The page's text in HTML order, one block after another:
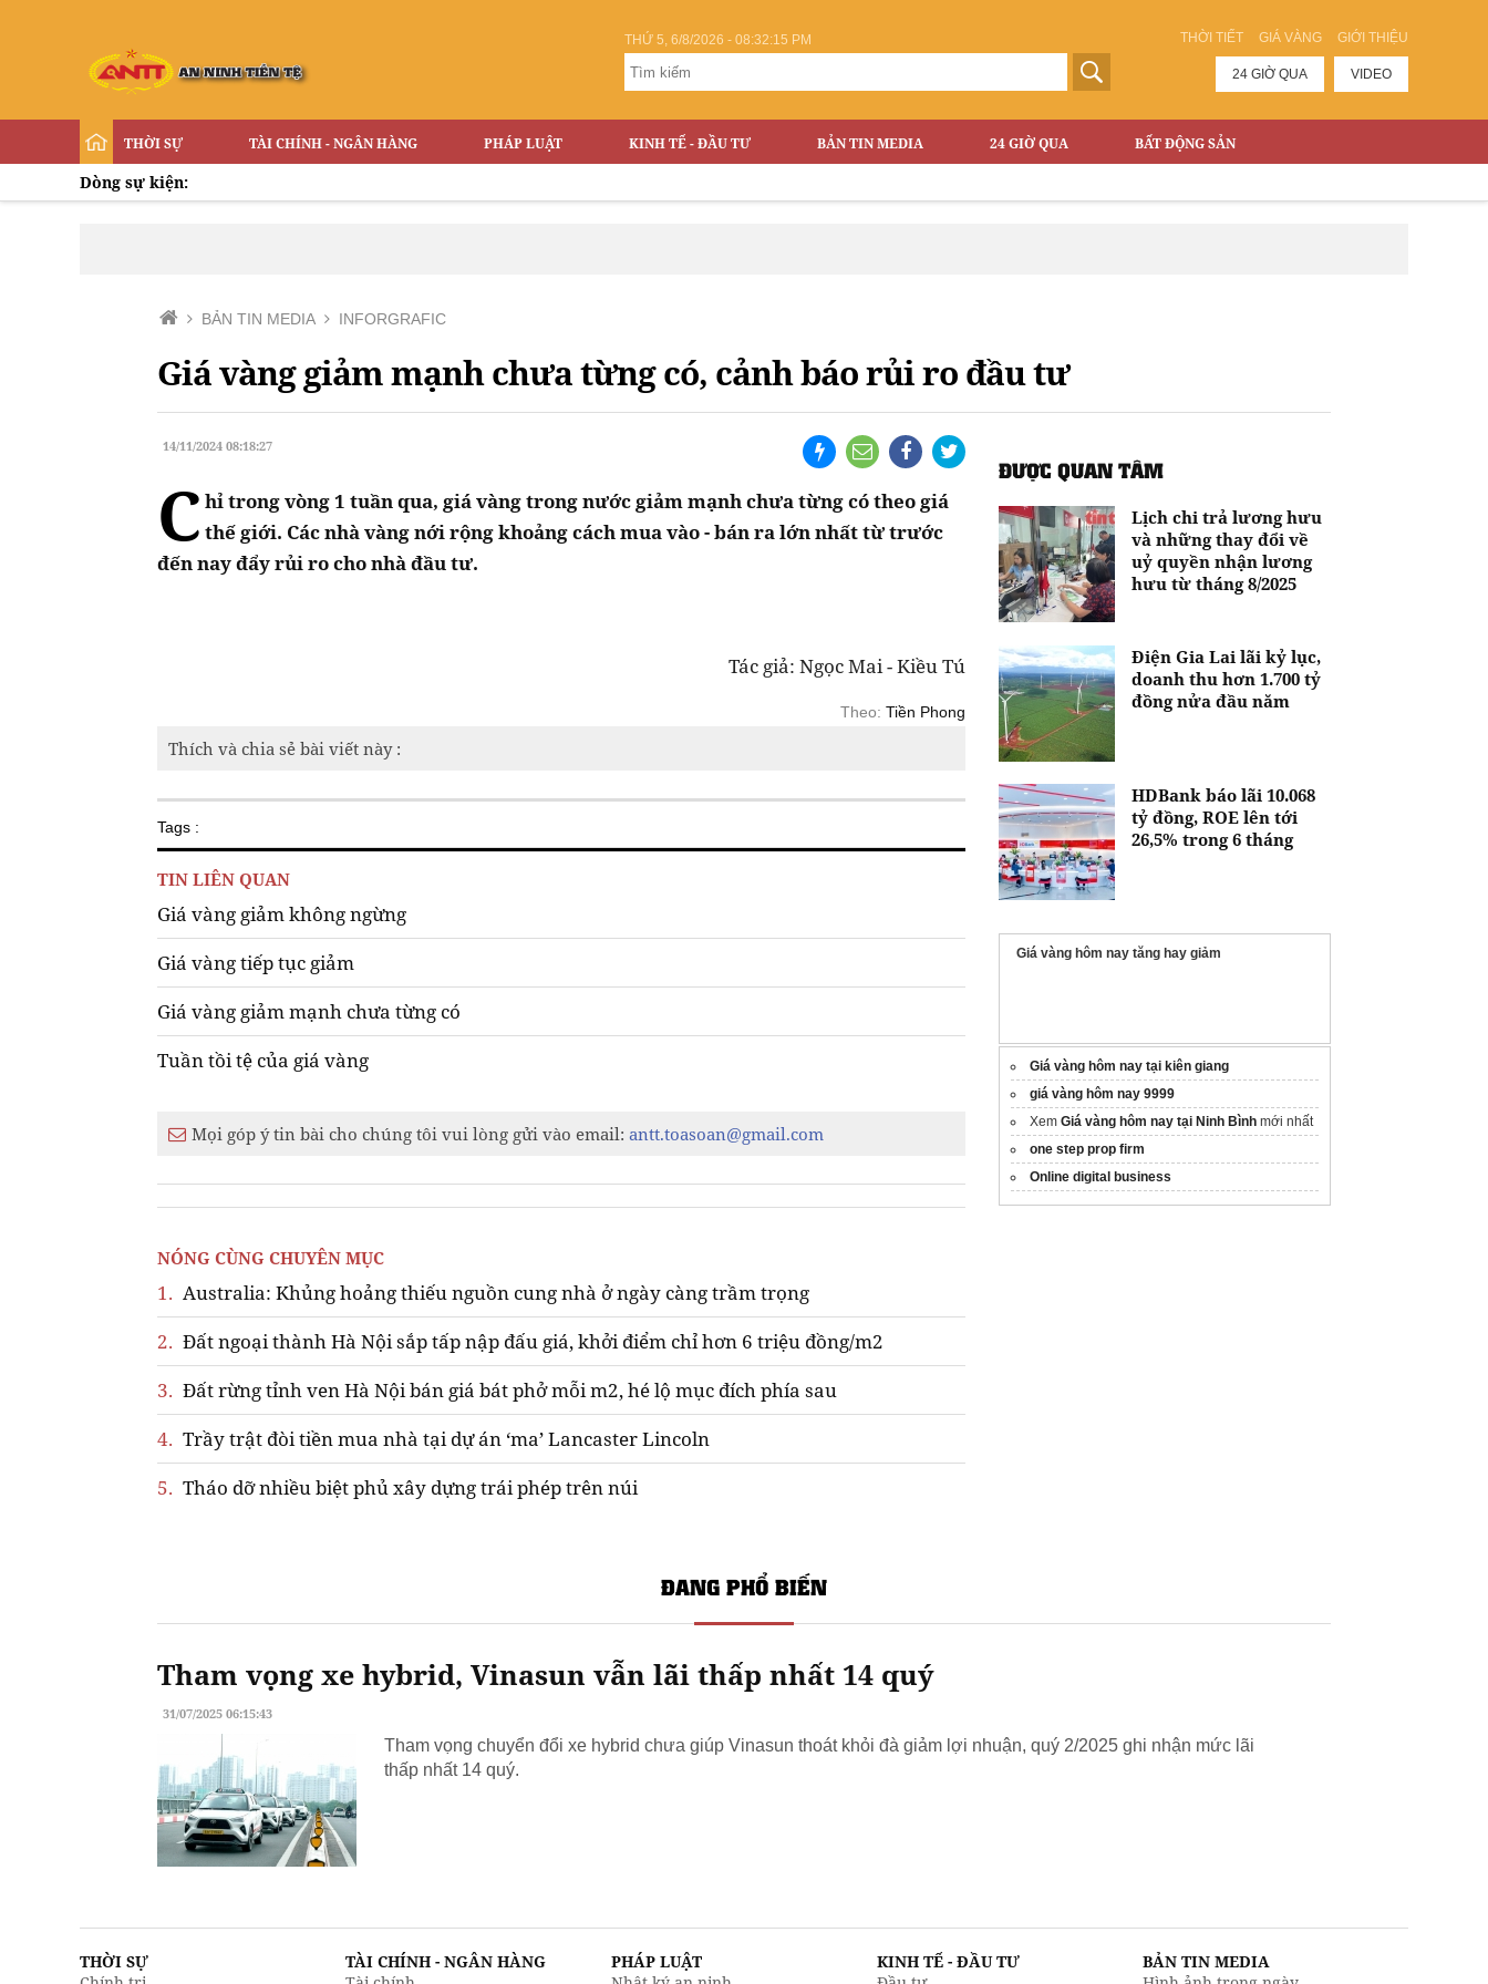
THỜI TIẾT GIÁ VÀNG GIỚI THIỆU
THỨ 5, 6/8/2026 - 08:32:16 PM
24 GIỜ QUA VIDEO
THỜI SỰ TÀI CHÍNH - NGÂN HÀNG PHÁP LUẬT KINH TẾ - ĐẦU TƯ BẢN TIN MEDIA 24 GIỜ QUA BẤT ĐỘNG SẢN
Dòng sự kiện:
BẢN TIN MEDIA INFORGRAFIC
Giá vàng giảm mạnh chưa từng có, cảnh báo rủi ro đầu tư
14/11/2024 08:18:27
C hỉ trong vòng 1 tuần qua, giá vàng trong nước giảm mạnh chưa từng có theo giá
thế giới. Các nhà vàng nới rộng khoảng cách mua vào - bán ra lớn nhất từ trước
đến nay đẩy rủi ro cho nhà đầu tư.
Tác giả: Ngọc Mai - Kiều Tú
Theo: Tiền Phong
Thích và chia sẻ bài viết này :
Tags :
TIN LIÊN QUAN
Giá vàng giảm không ngừng
Giá vàng tiếp tục giảm
Giá vàng giảm mạnh chưa từng có
Tuần tồi tệ của giá vàng
Mọi góp ý tin bài cho chúng tôi vui lòng gửi vào email: antt.toasoan@gmail.com
NÓNG CÙNG CHUYÊN MỤC
1. Australia: Khủng hoảng thiếu nguồn cung nhà ở ngày càng trầm trọng
2. Đất ngoại thành Hà Nội sắp tấp nập đấu giá, khởi điểm chỉ hơn 6 triệu đồng/m2
3. Đất rừng tỉnh ven Hà Nội bán giá bát phở mỗi m2, hé lộ mục đích phía sau
4. Trầy trật đòi tiền mua nhà tại dự án ‘ma’ Lancaster Lincoln
5. Tháo dỡ nhiều biệt phủ xây dựng trái phép trên núi
ĐƯỢC QUAN TÂM
Lịch chi trả lương hưu
và những thay đổi về
uỷ quyền nhận lương
hưu từ tháng 8/2025
Điện Gia Lai lãi kỷ lục,
doanh thu hơn 1.700 tỷ
đồng nửa đầu năm
HDBank báo lãi 10.068
tỷ đồng, ROE lên tới
26,5% trong 6 tháng
Giá vàng hôm nay tăng hay giảm
Giá vàng hôm nay tại kiên giang
giá vàng hôm nay 9999
Xem Giá vàng hôm nay tại Ninh Bình mới nhất
one step prop firm
Online digital business
ĐANG PHỔ BIẾN
Tham vọng xe hybrid, Vinasun vẫn lãi thấp nhất 14 quý
31/07/2025 06:15:43
Tham vọng chuyển đổi xe hybrid chưa giúp Vinasun thoát khỏi đà giảm lợi nhuận, quý 2/2025 ghi nhận mức lãi
thấp nhất 14 quý.
THỜI SỰ
TÀI CHÍNH - NGÂN HÀNG
PHÁP LUẬT
KINH TẾ - ĐẦU TƯ
BẢN TIN MEDIA